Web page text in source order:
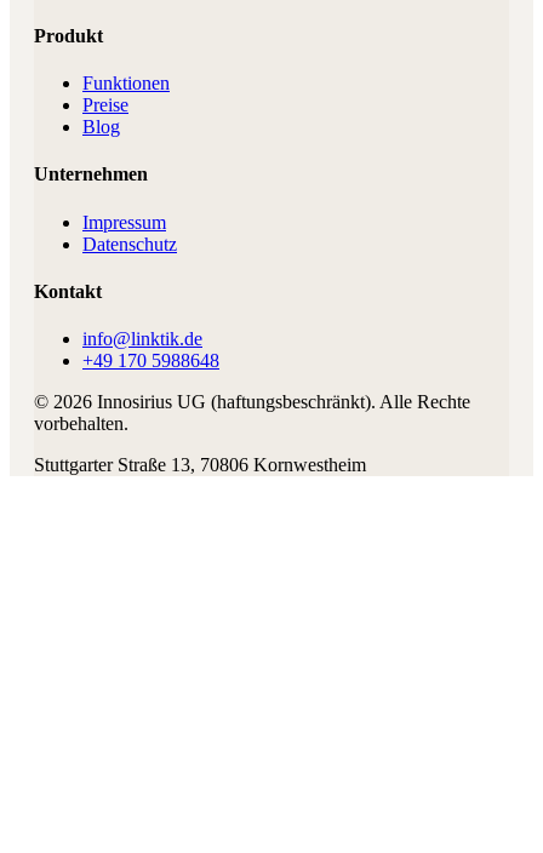
Produkt
Funktionen
Preise
Blog
Unternehmen
Impressum
Datenschutz
Kontakt
info@linktik.de
+49 170 5988648
© 2026 Innosirius UG (haftungsbeschränkt). Alle Rechte
vorbehalten.
Stuttgarter Straße 13, 70806 Kornwestheim